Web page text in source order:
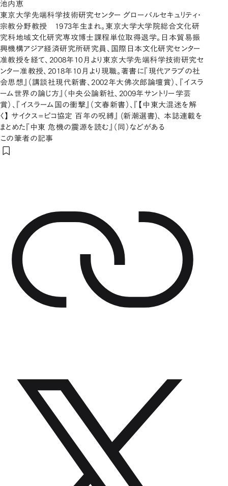
池内恵
東京大学先端科学技術研究センター グローバルセキュリティ・
宗教分野教授 1973年生まれ。東京大学大学院総合文化研
究科地域文化研究専攻博士課程単位取得退学。日本貿易振
興機構アジア経済研究所研究員、国際日本文化研究センター
准教授を経て、2008年10月より東京大学先端科学技術研究セ
ンター准教授、2018年10月より現職。著書に『現代アラブの社
会思想』（講談社現代新書、2002年大佛次郎論壇賞）、『イスラ
ーム世界の論じ方』（中央公論新社、2009年サントリー学芸
賞）、『イスラーム国の衝撃』（文春新書）、『【中東大混迷を解
く】 サイクス=ピコ協定 百年の呪縛』 (新潮選書)、 本誌連載を
まとめた『中東 危機の震源を読む』（同）などがある
この筆者の記事